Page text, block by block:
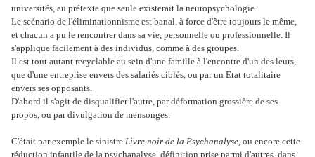
universités, au prétexte que seule existerait la neuropsychologie.
Le scénario de l'éliminationnisme est banal, à force d'être toujours le même,
et chacun a pu le rencontrer dans sa vie, personnelle ou professionnelle. Il
s'applique facilement à des individus, comme à des groupes.
Il est tout autant recyclable au sein d'une famille à l'encontre d'un des leurs,
que d'une entreprise envers des salariés ciblés, ou par un Etat totalitaire
envers ses opposants.
D'abord il s'agit de disqualifier l'autre, par déformation grossière de ses
propos, ou par divulgation de mensonges.
C'était par exemple le sinistre Livre noir de la Psychanalyse, ou encore cette
réduction infantile de la psychanalyse, définition prise parmi d'autres, dans